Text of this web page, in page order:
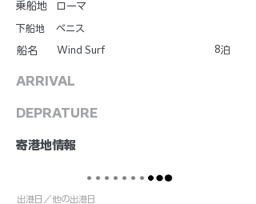
乗船地
下船地
船名
ローマ
ベニス
Wind Surf 8泊
ARRIVAL
DEPRATURE
​寄港地情報
出港日／他の出港日